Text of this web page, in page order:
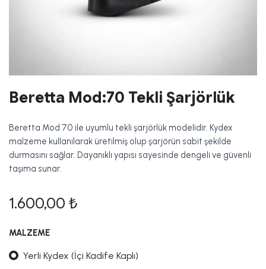
Beretta Mod:70 Tekli Şarjörlük
Beretta Mod 70 ile uyumlu tekli şarjörlük modelidir. Kydex
malzeme kullanılarak üretilmiş olup şarjörün sabit şekilde
durmasını sağlar. Dayanıklı yapısı sayesinde dengeli ve güvenli
taşıma sunar.
1.600,00 ₺
MALZEME
Yerli Kydex (İçi Kadife Kaplı)